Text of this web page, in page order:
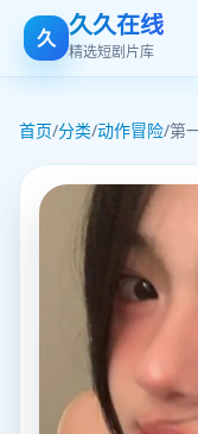
久 久久在线
精选短剧片库
首页/分类/动作冒险/第